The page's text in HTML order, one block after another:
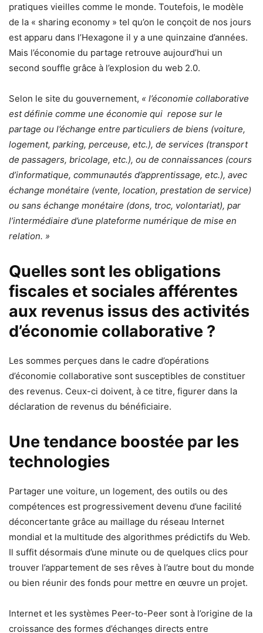
pratiques vieilles comme le monde. Toutefois, le modèle
de la « sharing economy » tel qu’on le conçoit de nos jours
est apparu dans l’Hexagone il y a une quinzaine d’années.
Mais l’économie du partage retrouve aujourd’hui un
second souffle grâce à l’explosion du web 2.0.
Selon le site du gouvernement, « l’économie collaborative
est définie comme une économie qui repose sur le
partage ou l’échange entre particuliers de biens (voiture,
logement, parking, perceuse, etc.), de services (transport
de passagers, bricolage, etc.), ou de connaissances (cours
d’informatique, communautés d’apprentissage, etc.), avec
échange monétaire (vente, location, prestation de service)
ou sans échange monétaire (dons, troc, volontariat), par
l’intermédiaire d’une plateforme numérique de mise en
relation. »
Quelles sont les obligations
fiscales et sociales afférentes
aux revenus issus des activités
d’économie collaborative ?
Les sommes perçues dans le cadre d’opérations
d’économie collaborative sont susceptibles de constituer
des revenus. Ceux-ci doivent, à ce titre, figurer dans la
déclaration de revenus du bénéficiaire.
Une tendance boostée par les
technologies
Partager une voiture, un logement, des outils ou des
compétences est progressivement devenu d’une facilité
déconcertante grâce au maillage du réseau Internet
mondial et la multitude des algorithmes prédictifs du Web.
Il suffit désormais d’une minute ou de quelques clics pour
trouver l’appartement de ses rêves à l’autre bout du monde
ou bien réunir des fonds pour mettre en œuvre un projet.
Internet et les systèmes Peer-to-Peer sont à l’origine de la
croissance des formes d’échanges directs entre